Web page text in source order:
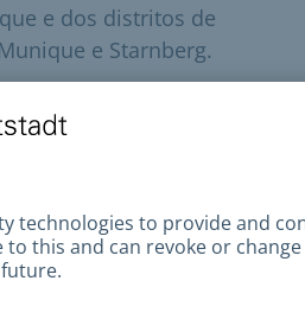
e dos distritos de
e Starnberg.
da cultura
bolsa.